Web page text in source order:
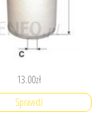
13.00zł
Sprawdź